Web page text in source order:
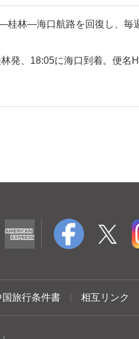
桂林―海口航路を回復し、毎
発、18:05に海口到着。便名
国旅行条件書 相互リンク